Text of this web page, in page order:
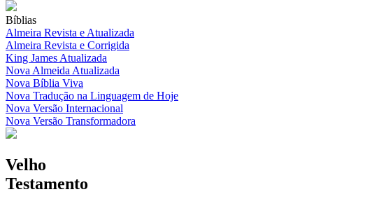
Bíblias
Almeira Revista e Atualizada
Almeira Revista e Corrigida
King James Atualizada
Nova Almeida Atualizada
Nova Bíblia Viva
Nova Tradução na Linguagem de Hoje
Nova Versão Internacional
Nova Versão Transformadora
Velho
Testamento